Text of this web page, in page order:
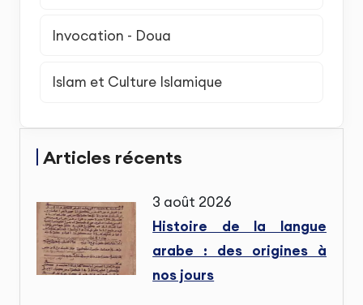
Invocation - Doua
Islam et Culture Islamique
Articles récents
3 août 2026
Histoire de la langue
arabe : des origines à
nos jours